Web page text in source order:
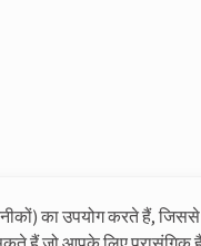
में अधिक जानकारी
का उपयोग करते हैं, जिससे